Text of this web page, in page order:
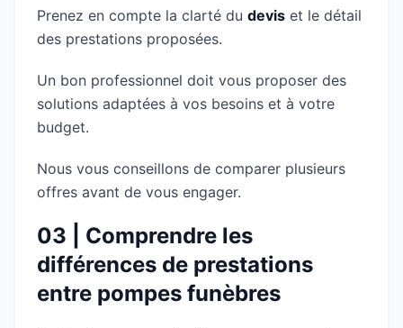
Prenez en compte la clarté du devis et le détail
des prestations proposées.
Un bon professionnel doit vous proposer des
solutions adaptées à vos besoins et à votre
budget.
Nous vous conseillons de comparer plusieurs
offres avant de vous engager.
03 | Comprendre les
différences de prestations
entre pompes funèbres